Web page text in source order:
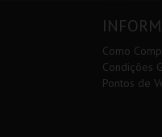
Como
Condições
Pontos de